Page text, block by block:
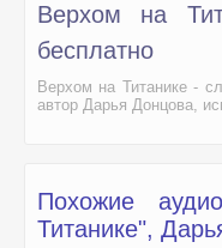
Верхом на
бесплатно
Верхом на Титанике -
автор Дарья Донцова,
Похожие
Титанике",